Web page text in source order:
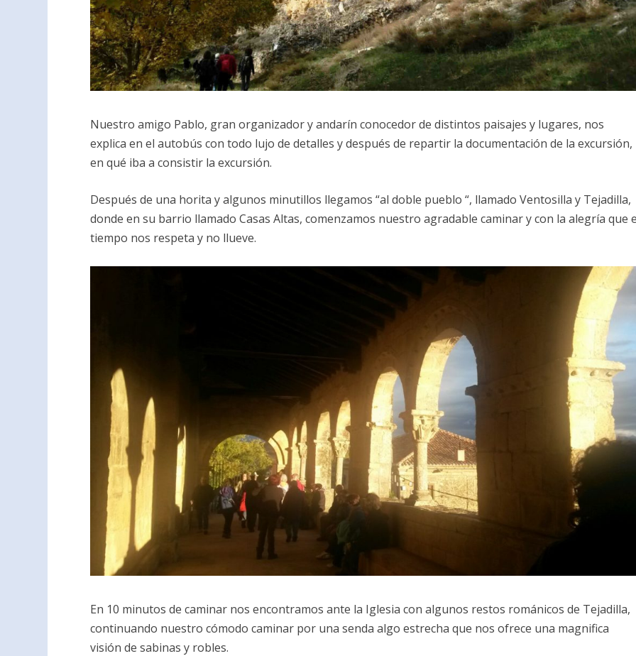
Nuestro amigo Pablo, gran organizador y andarín conocedor de distintos paisajes y lugares, nos
explica en el autobús con todo lujo de detalles y después de repartir la documentación de la excursión,
en qué iba a consistir la excursión.
Después de una horita y algunos minutillos llegamos “al doble pueblo “, llamado Ventosilla y Tejadilla,
donde en su barrio llamado Casas Altas, comenzamos nuestro agradable caminar y con la alegría que
tiempo nos respeta y no llueve.
En 10 minutos de caminar nos encontramos ante la Iglesia con algunos restos románicos de Tejadilla,
continuando nuestro cómodo caminar por una senda algo estrecha que nos ofrece una magnifica
visión de sabinas y robles.